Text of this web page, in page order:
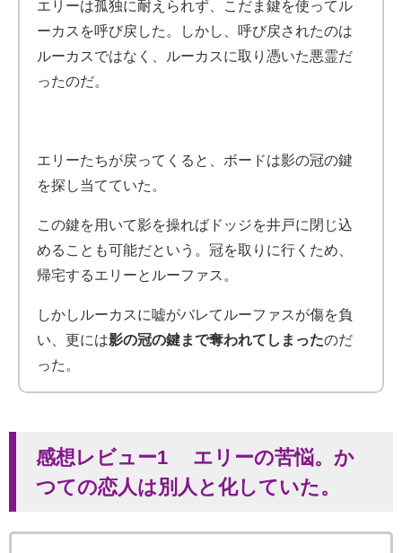
エリーは孤独に耐えられず、こだま鍵を使ってル
ーカスを呼び戻した。しかし、呼び戻されたのは
ルーカスではなく、ルーカスに取り憑いた悪霊だ
ったのだ。
エリーたちが戻ってくると、ボードは影の冠の鍵
を探し当てていた。
この鍵を用いて影を操ればドッジを井戸に閉じ込
めることも可能だという。冠を取りに行くため、
帰宅するエリーとルーファス。
しかしルーカスに嘘がバレてルーファスが傷を負
い、更には影の冠の鍵まで奪われてしまったのだ
った。
感想レビュー1 エリーの苦悩。か
つての恋人は別人と化していた。